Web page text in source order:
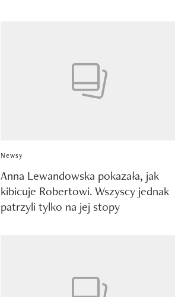
Newsy
Anna Lewandowska pokazała, jak
kibicuje Robertowi. Wszyscy jednak
patrzyli tylko na jej stopy